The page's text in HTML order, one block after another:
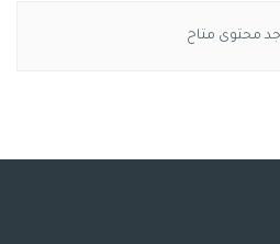
محتوى متاح